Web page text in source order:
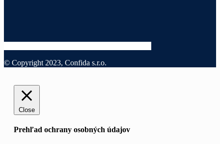
© Copyright 2023, Confida s.r.o.
Close
Prehľad ochrany osobných údajov